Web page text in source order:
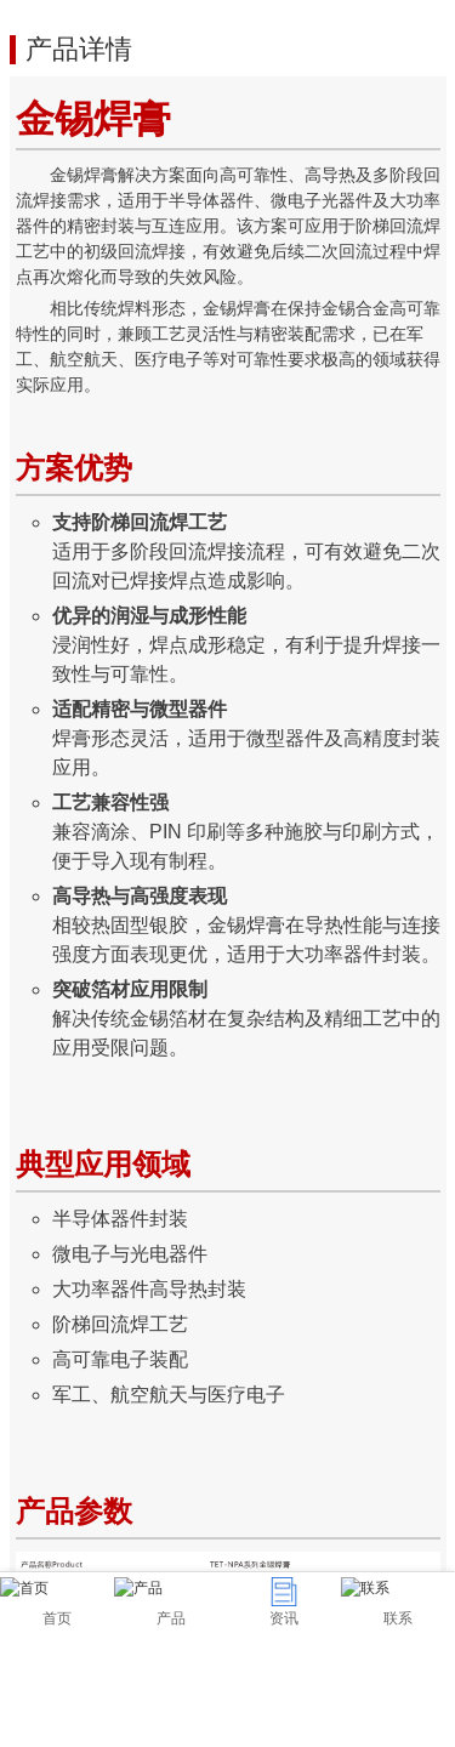
产品详情
金锡焊膏
金锡焊膏解决方案面向高可靠性、高导热及多阶段回
流焊接需求，适用于半导体器件、微电子光器件及大功率
器件的精密封装与互连应用。该方案可应用于阶梯回流焊
工艺中的初级回流焊接，有效避免后续二次回流过程中焊
点再次熔化而导致的失效风险。
相比传统焊料形态，金锡焊膏在保持金锡合金高可靠
特性的同时，兼顾工艺灵活性与精密装配需求，已在军
工、航空航天、医疗电子等对可靠性要求极高的领域获得
实际应用。
方案优势
支持阶梯回流焊工艺
适用于多阶段回流焊接流程，可有效避免二次
回流对已焊接焊点造成影响。
优异的润湿与成形性能
浸润性好，焊点成形稳定，有利于提升焊接一
致性与可靠性。
适配精密与微型器件
焊膏形态灵活，适用于微型器件及高精度封装
应用。
工艺兼容性强
兼容滴涂、PIN 印刷等多种施胶与印刷方式，
便于导入现有制程。
高导热与高强度表现
相较热固型银胶，金锡焊膏在导热性能与连接
强度方面表现更优，适用于大功率器件封装。
突破箔材应用限制
解决传统金锡箔材在复杂结构及精细工艺中的
应用受限问题。
典型应用领域
半导体器件封装
微电子与光电器件
大功率器件高导热封装
阶梯回流焊工艺
高可靠电子装配
军工、航空航天与医疗电子
产品参数
首页 产品 资讯 联系